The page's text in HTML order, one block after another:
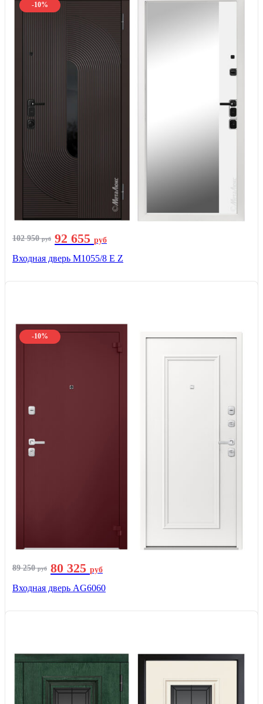
-10%
102 950руб 92 655 руб
Входная дверь М1055/8 Е Z
-10%
89 250руб 80 325 руб
Входная дверь AG6060